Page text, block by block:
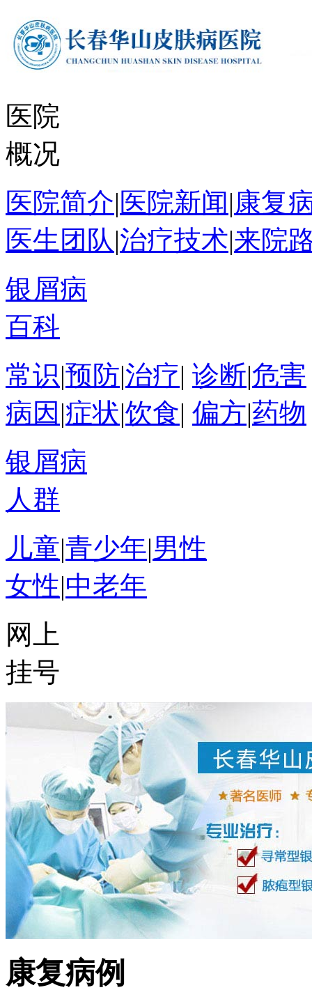
医院
概况
医院简介|医院新闻|康复
医生团队|治疗技术|来院
银屑病
百科
常识|预防|治疗| 诊断|危害
病因 |症状|饮食| 偏方|药物
银屑病
人群
儿童|青少年|男性
女性|中老年
网上
挂号
康复病例